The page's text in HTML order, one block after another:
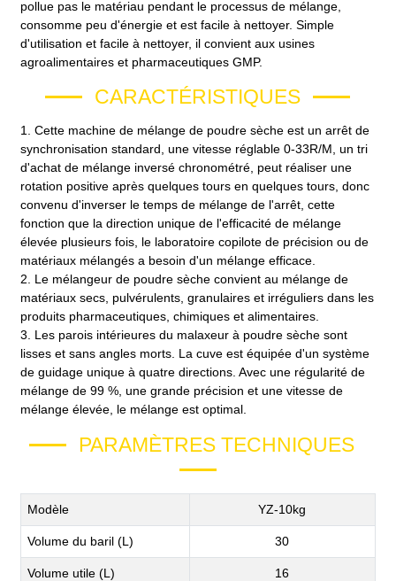
pollue pas le matériau pendant le processus de mélange,
consomme peu d'énergie et est facile à nettoyer. Simple
d'utilisation et facile à nettoyer, il convient aux usines
agroalimentaires et pharmaceutiques GMP.
CARACTÉRISTIQUES
1. Cette machine de mélange de poudre sèche est un arrêt de
synchronisation standard, une vitesse réglable 0-33R/M, un tri
d'achat de mélange inversé chronométré, peut réaliser une
rotation positive après quelques tours en quelques tours, donc
convenu d'inverser le temps de mélange de l'arrêt, cette
fonction que la direction unique de l'efficacité de mélange
élevée plusieurs fois, le laboratoire copilote de précision ou de
matériaux mélangés a besoin d'un mélange efficace.
2. Le mélangeur de poudre sèche convient au mélange de
matériaux secs, pulvérulents, granulaires et irréguliers dans les
produits pharmaceutiques, chimiques et alimentaires.
3. Les parois intérieures du malaxeur à poudre sèche sont
lisses et sans angles morts. La cuve est équipée d'un système
de guidage unique à quatre directions. Avec une régularité de
mélange de 99 %, une grande précision et une vitesse de
mélange élevée, le mélange est optimal.
PARAMÈTRES TECHNIQUES
Modèle YZ-10kg
Volume du baril (L) 30
Volume utile (L) 16